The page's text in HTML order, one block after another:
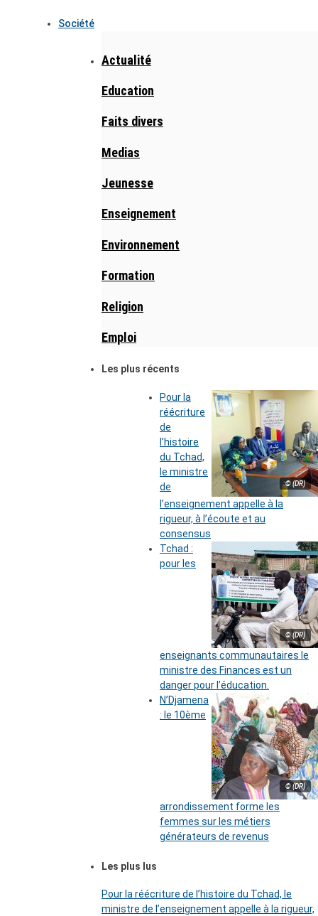
Société
Actualité
Education
Faits divers
Medias
Jeunesse
Enseignement
Environnement
Formation
Religion
Emploi
Les plus récents
© (DR)
Pour la
réécriture
de
l’histoire
du Tchad,
le ministre
de
l’enseignement appelle à la
rigueur, à l’écoute et au
consensus
© (DR)
Tchad :
pour les
enseignants communautaires le
ministre des Finances est un
danger pour l’éducation.
© (DR)
N’Djamena
: le 10ème
arrondissement forme les
femmes sur les métiers
générateurs de revenus
Les plus lus
Pour la réécriture de l’histoire du Tchad, le
ministre de l’enseignement appelle à la rigueur,